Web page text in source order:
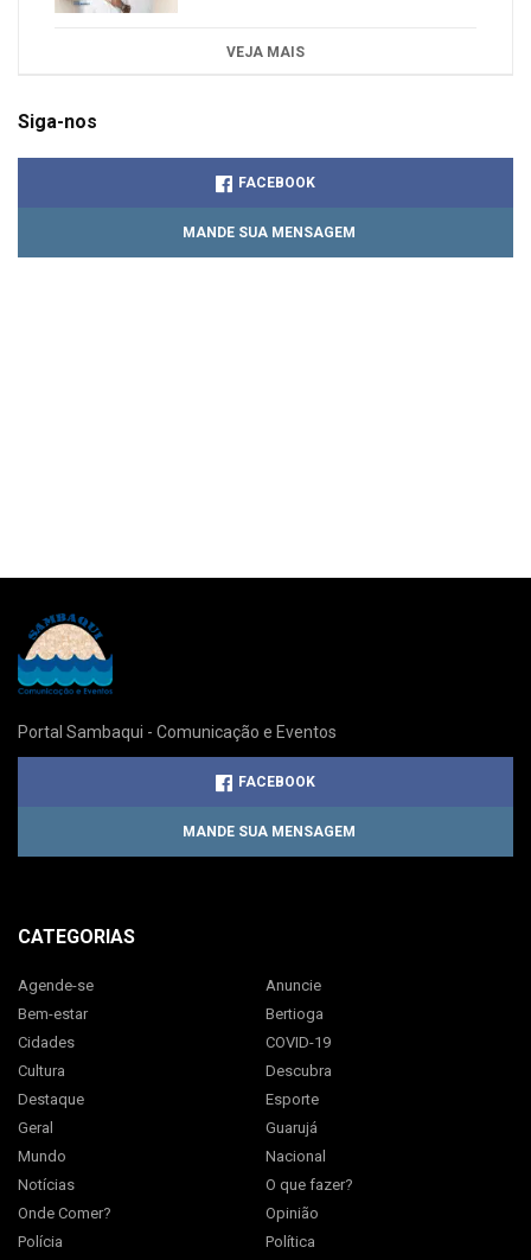
VEJA MAIS
Siga-nos
FACEBOOK
MANDE SUA MENSAGEM
Portal Sambaqui - Comunicação e Eventos
FACEBOOK
MANDE SUA MENSAGEM
CATEGORIAS
Agende-se
Anuncie
Bem-estar
Bertioga
Cidades
COVID-19
Cultura
Descubra
Destaque
Esporte
Geral
Guarujá
Mundo
Nacional
Notícias
O que fazer?
Onde Comer?
Opinião
Polícia
Política